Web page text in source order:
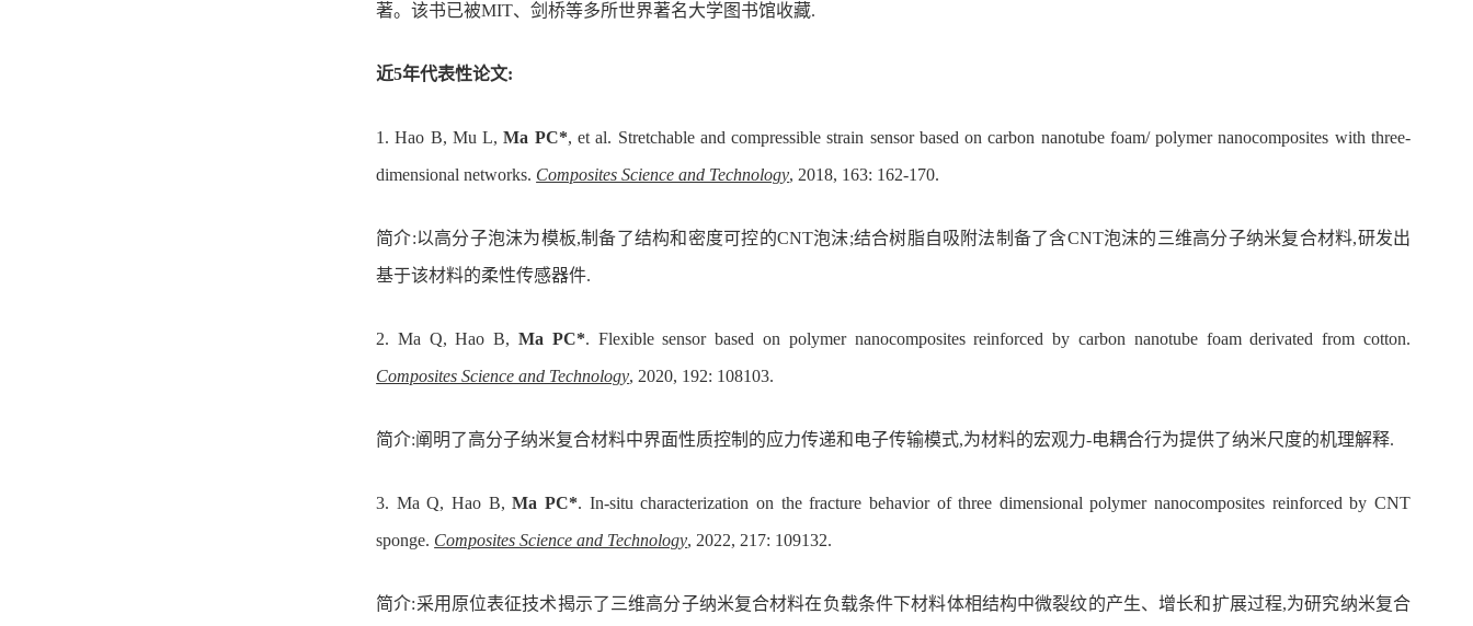
著。该书已被MIT、剑桥等多所世界著名大学图书馆收藏.
近5年代表性论文:
1.Hao B, Mu L, Ma PC*, et al. Stretchable and compressible strain sensor based on carbon nanotube foam/ polymer nanocomposites with three-
dimensional networks. Composites Science and Technology, 2018, 163: 162-170.
简介:以高分子泡沫为模板,制备了结构和密度可控的CNT泡沫;结合树脂自吸附法制备了含CNT泡沫的三维高分子纳米复合材料,研发出
基于该材料的柔性传感器件.
2. Ma Q, Hao B,Ma PC*. Flexible sensor based on polymer nanocomposites reinforced by carbon nanotube foam derivated from cotton.
Composites Science and Technology, 2020, 192: 108103.
简介:阐明了高分子纳米复合材料中界面性质控制的应力传递和电子传输模式,为材料的宏观力-电耦合行为提供了纳米尺度的机理解释.
3. Ma Q, Hao B,Ma PC*. In-situ characterization on the fracture behavior of three dimensional polymer nanocomposites reinforced by CNT
sponge. Composites Science and Technology, 2022, 217: 109132.
简介:采用原位表征技术揭示了三维高分子纳米复合材料在负载条件下材料体相结构中微裂纹的产生、增长和扩展过程,为研究纳米复合